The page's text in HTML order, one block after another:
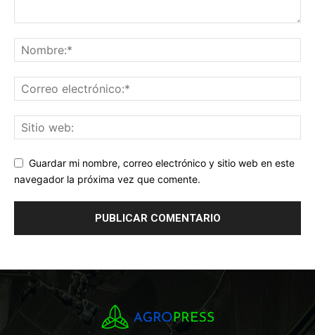
Guardar mi nombre, correo electrónico y sitio web en este
navegador la próxima vez que comente.